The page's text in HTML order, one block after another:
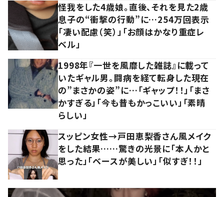
怪我をした4歳娘。直後、それを見た2歳
息子の“衝撃の行動”に…254万回表示
「凄い配慮（笑）」「お顔はかなり重症レ
ベル」
1998年『一世を風靡した雑誌』に載って
いたギャル男。闘病を経て転身した現在
の”まさかの姿”に…「ギャップ！！」「まさ
かすぎる」「今も昔もかっこいい」「素晴
らしい」
スッピン女性→戸田恵梨香さん風メイク
をした結果……驚きの光景に「本人かと
思った」「ベースが美しい」「似すぎ！！」